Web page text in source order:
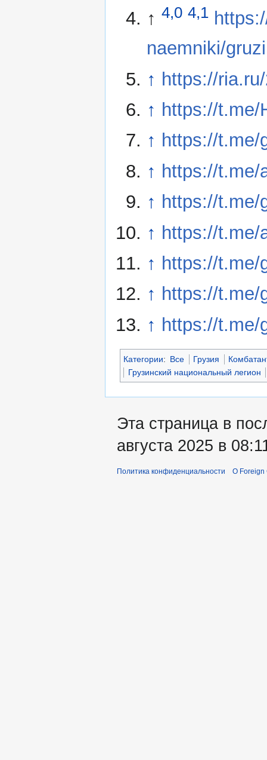
↑ 4,0 4,1
naemniki/
↑ https://
↑ https://t.me/
↑ https://t.me/
↑ https://t.me/
↑ https://t.me/
↑ https://t.me/
↑ https://t.me/
↑ https://t.me/
↑ https://t.me/
Категории: Все Грузия
Грузинский национальный легион
Эта страница в
августа 2025 в
Политика конфиденциальности О Foreign